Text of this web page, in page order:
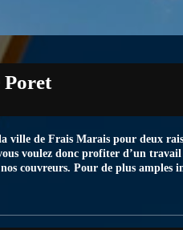
Poret
ville de Frais Marais pour deux
voulez donc profiter d’un
couvreurs. Pour de plus amples